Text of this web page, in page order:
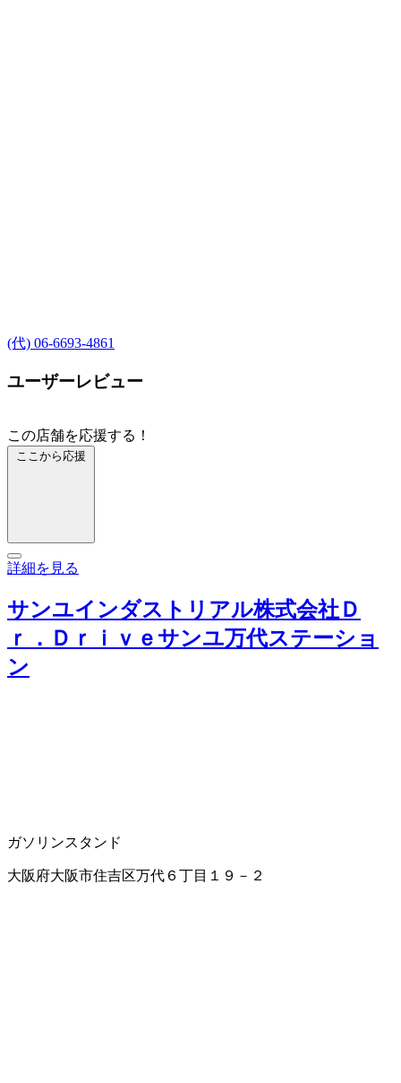
(代) 06-6693-4861
ユーザーレビュー
この店舗を応援する！
ここから応援
詳細を見る
サンユインダストリアル株式会社Ｄ
ｒ．Ｄｒｉｖｅサンユ万代ステーショ
ン
ガソリンスタンド
大阪府大阪市住吉区万代６丁目１９－２